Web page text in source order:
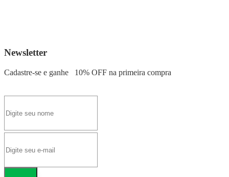
Newsletter
Cadastre-se e ganhe 10% OFF na primeira compra